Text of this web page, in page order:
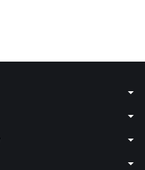
arrow_drop_down
arrow_drop_down
arrow_drop_down
arrow_drop_down